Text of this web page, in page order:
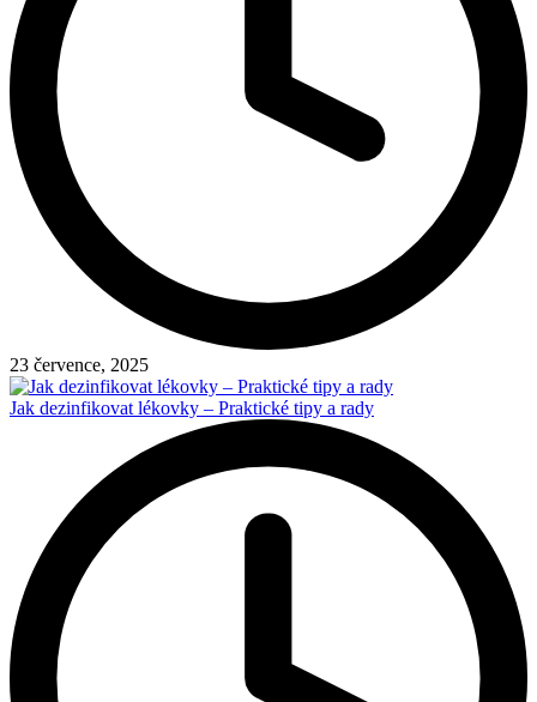
23 července, 2025
Jak dezinfikovat lékovky – Praktické tipy a rady